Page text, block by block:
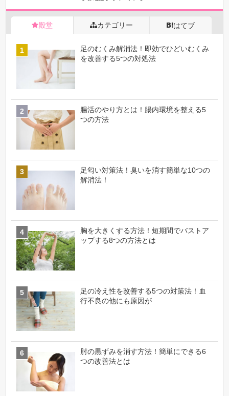
殿堂 カテゴリー はてブ
足のむくみ解消法！即効でひどいむくみ
を改善する5つの対処法
腸活のやり方とは！腸内環境を整える5
つの方法
足匂い対策法！臭いを消す簡単な10つの
解消法！
胸を大きくする方法！短期間でバストア
ップする8つの方法とは
足の冷え性を改善する5つの対策法！血
行不良の他にも原因が
肘の黒ずみを消す方法！簡単にできる6
つの改善法とは